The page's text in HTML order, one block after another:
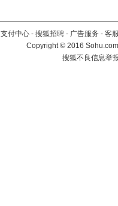
支付中心 - 搜狐招聘 - 广告服务 - 客
Copyright©2016
搜狐不良信息举